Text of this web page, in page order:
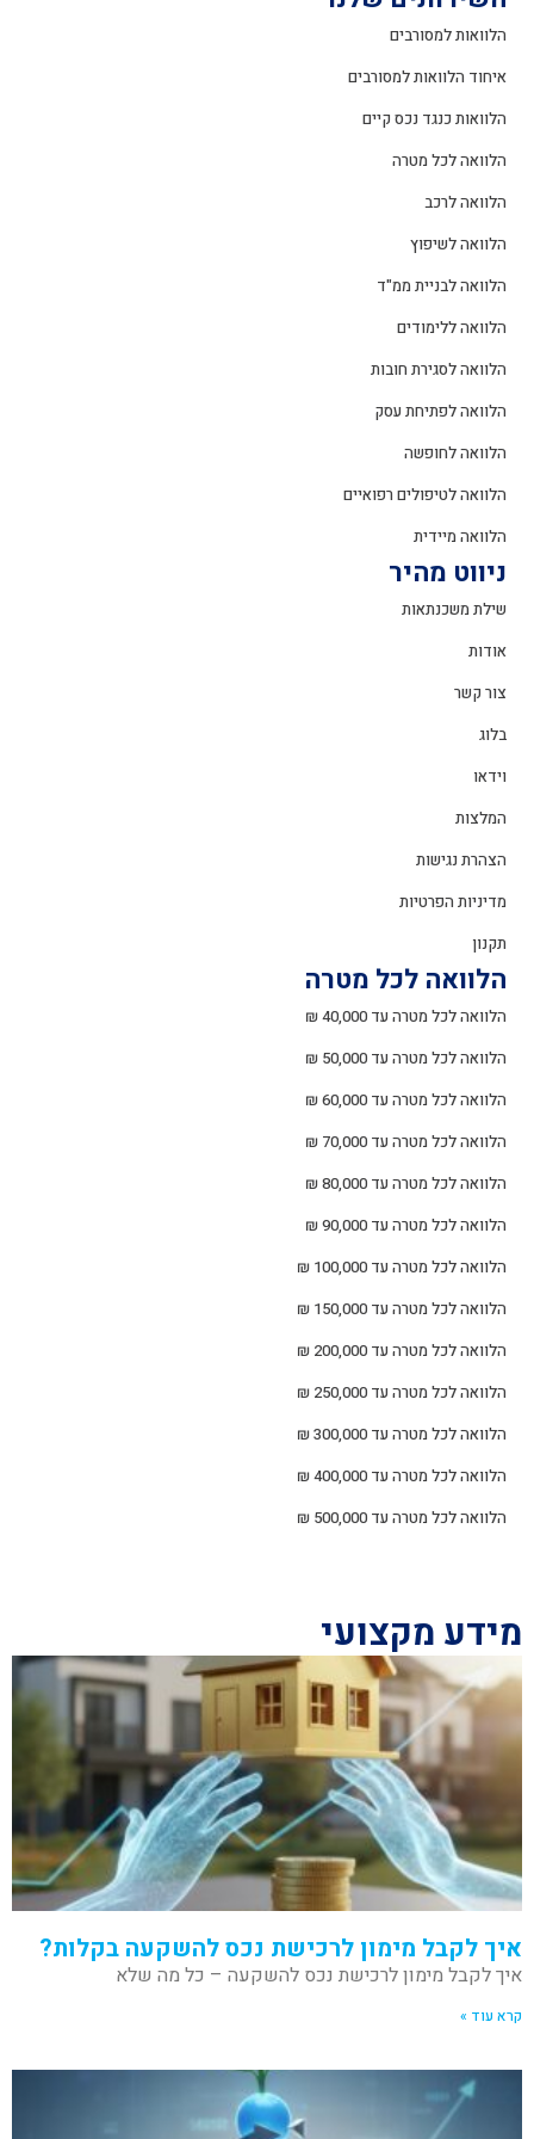
הלוואות למסורבים
איחוד הלוואות למסורבים
הלוואות כנגד נכס קיים
הלוואה לכל מטרה
הלוואה לרכב
הלוואה לשיפוץ
הלוואה לבניית ממ"ד
הלוואה ללימודים
הלוואה לסגירת חובות
הלוואה לפתיחת עסק
הלוואה לחופשה
הלוואה לטיפולים רפואיים
הלוואה מיידית
ניווט מהיר
שילת משכנתאות
אודות
צור קשר
בלוג
וידאו
המלצות
הצהרת נגישות
מדיניות הפרטיות
תקנון
הלוואה לכל מטרה
הלוואה לכל מטרה עד 40,000 ₪
הלוואה לכל מטרה עד 50,000 ₪
הלוואה לכל מטרה עד 60,000 ₪
הלוואה לכל מטרה עד 70,000 ₪
הלוואה לכל מטרה עד 80,000 ₪
הלוואה לכל מטרה עד 90,000 ₪
הלוואה לכל מטרה עד 100,000 ₪
הלוואה לכל מטרה עד 150,000 ₪
הלוואה לכל מטרה עד 200,000 ₪
הלוואה לכל מטרה עד 250,000 ₪
הלוואה לכל מטרה עד 300,000 ₪
הלוואה לכל מטרה עד 400,000 ₪
הלוואה לכל מטרה עד 500,000 ₪
מידע מקצועי
איך לקבל מימון לרכישת נכס להשקעה בקלות?
איך לקבל מימון לרכישת נכס להשקעה – כל מה שלא
קרא עוד »